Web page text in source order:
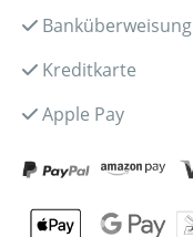
Banküberweisung
Kreditkarte
Apple Pay